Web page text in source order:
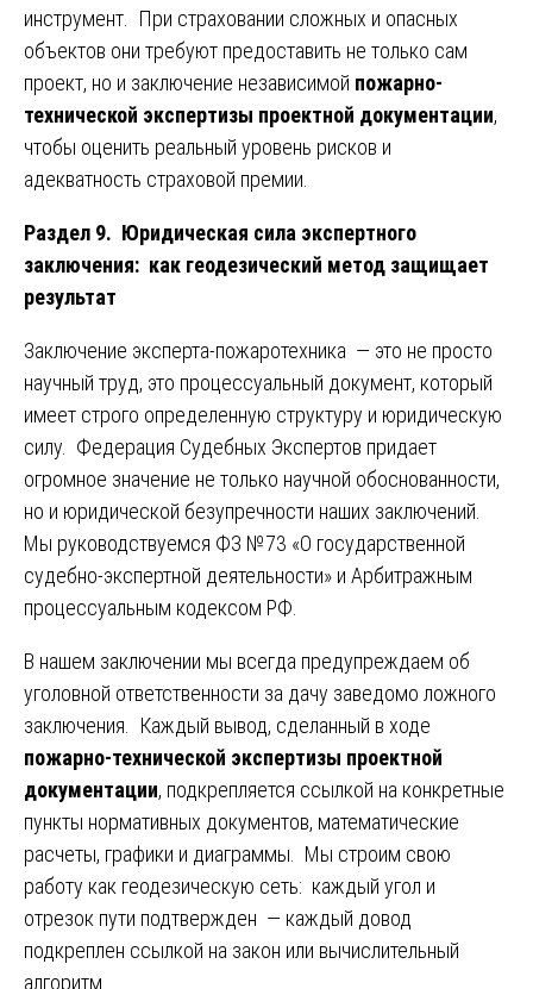
инструмент. При страховании сложных и опасных
объектов они требуют предоставить не только сам
проект, но и заключение независимой пожарно-
технической экспертизы проектной документации,
чтобы оценить реальный уровень рисков и
адекватность страховой премии.
Раздел 9. Юридическая сила экспертного
заключения: как геодезический метод защищает
результат
Заключение эксперта-пожаротехника — это не просто
научный труд, это процессуальный документ, который
имеет строго определенную структуру и юридическую
силу. Федерация Судебных Экспертов придает
огромное значение не только научной обоснованности,
но и юридической безупречности наших заключений.
Мы руководствуемся ФЗ №73 «О государственной
судебно-экспертной деятельности» и Арбитражным
процессуальным кодексом РФ.
В нашем заключении мы всегда предупреждаем об
уголовной ответственности за дачу заведомо ложного
заключения. Каждый вывод, сделанный в ходе
пожарно-технической экспертизы проектной
документации, подкрепляется ссылкой на конкретные
пункты нормативных документов, математические
расчеты, графики и диаграммы. Мы строим свою
работу как геодезическую сеть: каждый угол и
отрезок пути подтвержден — каждый довод
подкреплен ссылкой на закон или вычислительный
алгоритм.